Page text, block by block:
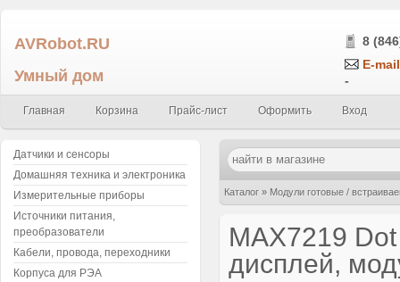
AVRobot.RU
Умный дом
8
E-
-
Главная Корзина Прайс-лист Оформить Вход
Каталог » Модули готовые /
MAX7219
дисплей,
Датчики и сенсоры
Домашняя техника и электроника
Измерительные приборы
Источники питания,
преобразователи
Кабели, провода, переходники
Корпуса для РЭА